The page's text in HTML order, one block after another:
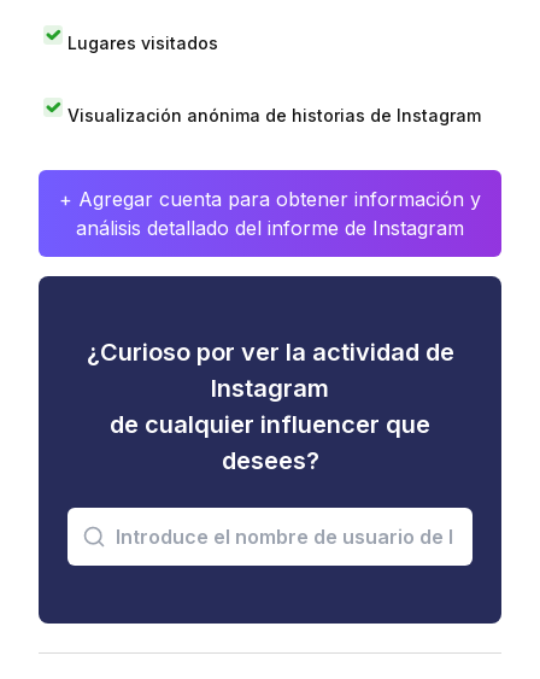
Lugares visitados
Visualización anónima de historias de Instagram
+ Agregar cuenta para obtener información y
análisis detallado del informe de Instagram
¿Curioso por ver la actividad de
Instagram
de cualquier influencer que
desees?